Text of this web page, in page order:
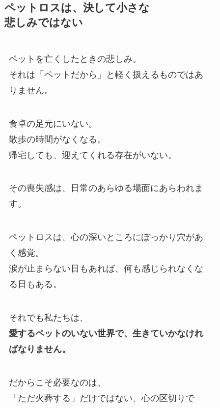
ペットロスは、​決して​小さな​
悲しみではない
ペットを亡くしたときの悲しみ。
それは「ペットだから」と軽く扱えるものではあ
りません。
食卓の足元にいない。
散歩の時間がなくなる。
帰宅しても、迎えてくれる存在がいない。
その喪失感は、日常のあらゆる場面にあらわれま
す。
ペットロスは、心の深いところにぽっかり穴があ
く感覚。
涙が止まらない日もあれば、何も感じられなくな
る日もある。
それでも私たちは、
愛するペットのいない世界で、生きていかなけれ
ばなりません。
だからこそ必要なのは、
「ただ火葬する」だけではない、心の区切りで